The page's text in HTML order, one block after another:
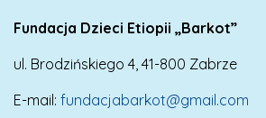
Fundacja Dzieci Etiopii „Barkot”
ul. Brodzińskiego 4, 41-800 Zabrze
E-mail: fundacjabarkot@gmail.com